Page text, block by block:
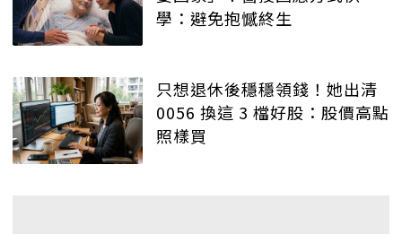
學：避免抱憾終生
只想退休後穩穩領錢！她出清
0056 換這 3 檔好股：股價高點
照樣買